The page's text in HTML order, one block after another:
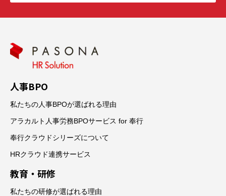
人事BPO
私たちの人事BPOが選ばれる理由
アラカルト人事労務BPOサービス for 奉行
奉行クラウドシリーズについて
HRクラウド連携サービス
教育・研修
私たちの研修が選ばれる理由